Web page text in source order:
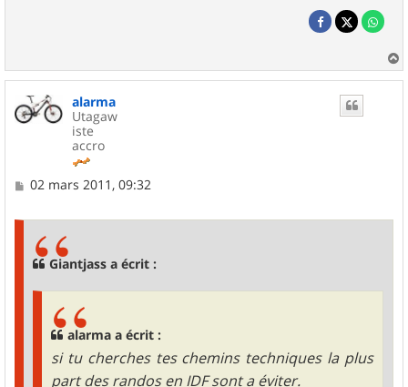
a
alarma
Utagaw
iste
accro
M
02 mars 2011, 09:32
Giantjass a écrit :
alarma a écrit :
si tu cherches tes chemins techniques la plus
part des randos en IDF sont a éviter.